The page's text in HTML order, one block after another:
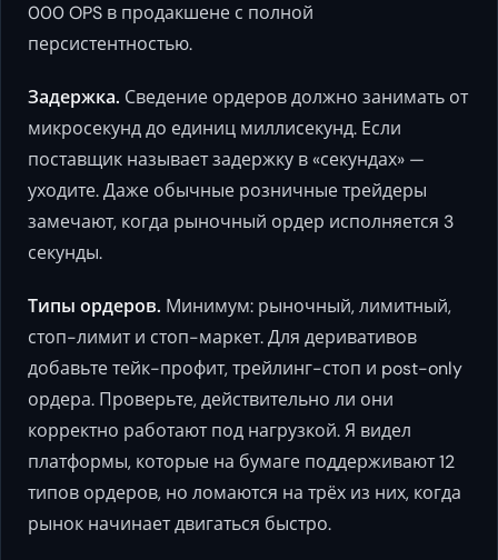
000 OPS в продакшене с полной
персистентностью.
Задержка. Сведение ордеров должно занимать от
микросекунд до единиц миллисекунд. Если
поставщик называет задержку в «секундах» —
уходите. Даже обычные розничные трейдеры
замечают, когда рыночный ордер исполняется 3
секунды.
Типы ордеров. Минимум: рыночный, лимитный,
стоп-лимит и стоп-маркет. Для деривативов
добавьте тейк-профит, трейлинг-стоп и post-only
ордера. Проверьте, действительно ли они
корректно работают под нагрузкой. Я видел
платформы, которые на бумаге поддерживают 12
типов ордеров, но ломаются на трёх из них, когда
рынок начинает двигаться быстро.